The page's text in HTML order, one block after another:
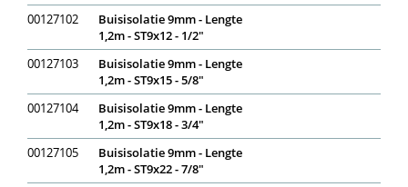
00127102
Buisisolatie 9mm - Lengte
1,2m - ST9x12 - 1/2"
00127103
Buisisolatie 9mm - Lengte
1,2m - ST9x15 - 5/8"
00127104
Buisisolatie 9mm - Lengte
1,2m - ST9x18 - 3/4"
00127105
Buisisolatie 9mm - Lengte
1,2m - ST9x22 - 7/8"